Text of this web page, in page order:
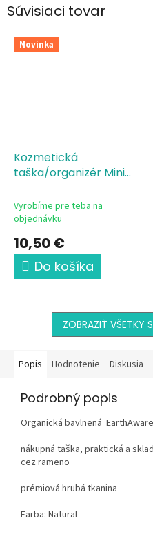
Súvisiaci tovar
Novinka
Kozmetická
taška/organizér Mini
učiteľky
Vyrobíme pre teba na
objednávku
10,50 €
Do košíka
ZOBRAZIŤ VŠETKY
Popis Hodnotenie Diskusia
Podrobný popis
Organická bavlnená
nákupná taška, praktická a
cez rameno
prémiová hrubá tkanina
Farba: Natural